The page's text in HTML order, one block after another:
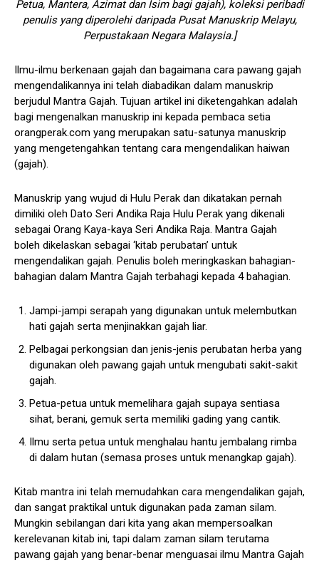
Petua, Mantera, Azimat dan Isim bagi gajah), koleksi peribadi
penulis yang diperolehi daripada Pusat Manuskrip Melayu,
Perpustakaan Negara Malaysia.]
Ilmu-ilmu berkenaan gajah dan bagaimana cara pawang gajah
mengendalikannya ini telah diabadikan dalam manuskrip
berjudul Mantra Gajah. Tujuan artikel ini diketengahkan adalah
bagi mengenalkan manuskrip ini kepada pembaca setia
orangperak.com yang merupakan satu-satunya manuskrip
yang mengetengahkan tentang cara mengendalikan haiwan
(gajah).
Manuskrip yang wujud di Hulu Perak dan dikatakan pernah
dimiliki oleh Dato Seri Andika Raja Hulu Perak yang dikenali
sebagai Orang Kaya-kaya Seri Andika Raja. Mantra Gajah
boleh dikelaskan sebagai ‘kitab perubatan’ untuk
mengendalikan gajah. Penulis boleh meringkaskan bahagian-
bahagian dalam Mantra Gajah terbahagi kepada 4 bahagian.
Jampi-jampi serapah yang digunakan untuk melembutkan
hati gajah serta menjinakkan gajah liar.
Pelbagai perkongsian dan jenis-jenis perubatan herba yang
digunakan oleh pawang gajah untuk mengubati sakit-sakit
gajah.
Petua-petua untuk memelihara gajah supaya sentiasa
sihat, berani, gemuk serta memiliki gading yang cantik.
Ilmu serta petua untuk menghalau hantu jembalang rimba
di dalam hutan (semasa proses untuk menangkap gajah).
Kitab mantra ini telah memudahkan cara mengendalikan gajah,
dan sangat praktikal untuk digunakan pada zaman silam.
Mungkin sebilangan dari kita yang akan mempersoalkan
kerelevanan kitab ini, tapi dalam zaman silam terutama
pawang gajah yang benar-benar menguasai ilmu Mantra Gajah